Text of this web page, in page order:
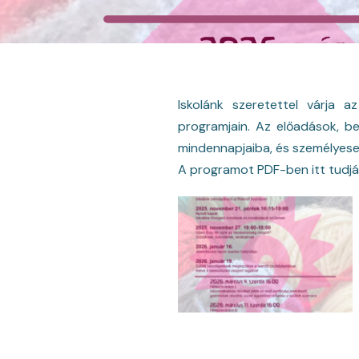
Iskolánk szeretettel várja
programjain. Az előadások,
mindennapjaiba, és
A programot PDF-ben itt